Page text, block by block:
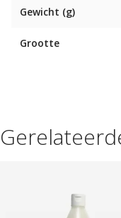
Gewicht (g)
Grootte